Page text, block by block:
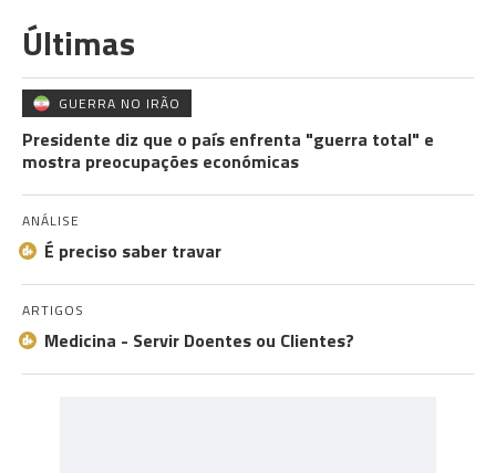
Últimas
GUERRA NO IRÃO
Presidente diz que o país enfrenta "guerra total" e
mostra preocupações económicas
ANÁLISE
É preciso saber travar
ARTIGOS
Medicina - Servir Doentes ou Clientes?